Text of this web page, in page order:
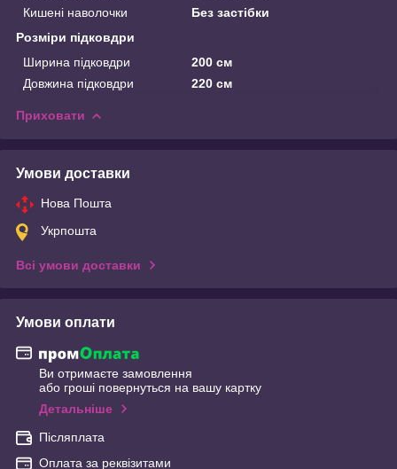
Кишені наволочки
Без застібки
Розміри підковдри
Ширина підковдри
200 см
Довжина підковдри
220 см
Приховати
Умови доставки
Нова Пошта
Укрпошта
Всі умови доставки
Умови оплати
Ви отримаєте замовлення
або гроші повернуться на вашу картку
Детальніше
Післяплата
Оплата за реквізитами